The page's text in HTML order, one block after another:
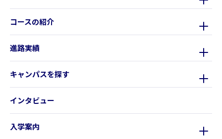
コースの紹介
進路実績
キャンパスを探す
インタビュー
入学案内